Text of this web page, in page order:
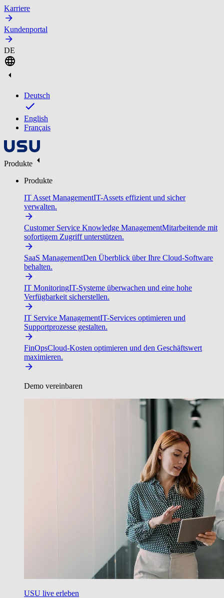
Karriere
Kundenportal
DE
Deutsch
English
Français
Produkte
Produkte
IT Asset ManagementIT-Assets effizient und sicher
verwalten.
Customer Service Knowledge ManagementMitarbeitende mit
sofortigem Zugriff unterstützen.
SaaS ManagementDen Überblick über Ihre Cloud-Software
behalten.
IT MonitoringIT-Systeme überwachen und eine hohe
Verfügbarkeit sicherstellen.
IT Service ManagementIT-Services optimieren und
Supportprozesse gestalten.
FinOpsCloud-Kosten optimieren und den Geschäftswert
maximieren.
Demo vereinbaren
USU live erleben